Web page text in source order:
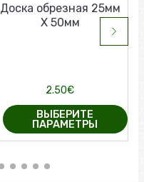
Доска обрезная 25мм
Х 50мм
2.50€
ВЫБЕРИТЕ
ПАРАМЕТРЫ
Этот